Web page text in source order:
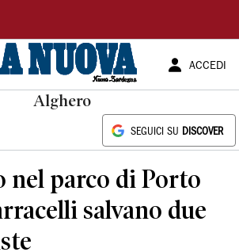
ACCEDI
Alghero
SEGUICI SU DISCOVER
nel parco di Porto
salvano due